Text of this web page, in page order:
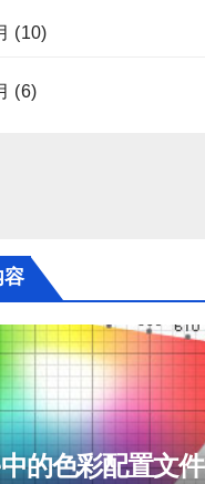
(10)
(6)
的色彩配置文件